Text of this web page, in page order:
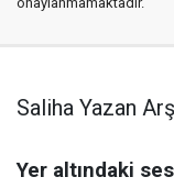
Saliha Yazan
Yer altındaki